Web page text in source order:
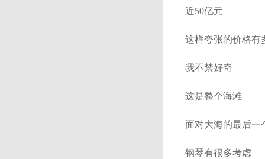
近50亿元
这样夸张的价格有
我不禁好奇
这是整个海滩
面对大海的最后一
钢琴有很多考虑